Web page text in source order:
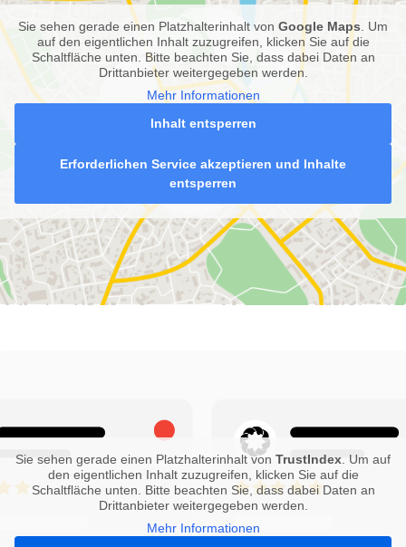
Sie sehen gerade einen Platzhalterinhalt von Google Maps. Um
auf den eigentlichen Inhalt zuzugreifen, klicken Sie auf die
Schaltfläche unten. Bitte beachten Sie, dass dabei Daten an
Drittanbieter weitergegeben werden.
Mehr Informationen
Inhalt entsperren
Erforderlichen Service akzeptieren und Inhalte
entsperren
Sie sehen gerade einen Platzhalterinhalt von TrustIndex. Um auf
den eigentlichen Inhalt zuzugreifen, klicken Sie auf die
Schaltfläche unten. Bitte beachten Sie, dass dabei Daten an
Drittanbieter weitergegeben werden.
Mehr Informationen